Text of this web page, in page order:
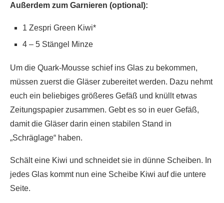
Außerdem zum Garnieren (optional):
1 Zespri Green Kiwi*
4 – 5 Stängel Minze
Um die Quark-Mousse schief ins Glas zu bekommen,
müssen zuerst die Gläser zubereitet werden. Dazu nehmt
euch ein beliebiges größeres Gefäß und knüllt etwas
Zeitungspapier zusammen. Gebt es so in euer Gefäß,
damit die Gläser darin einen stabilen Stand in
„Schräglage“ haben.
Schält eine Kiwi und schneidet sie in dünne Scheiben. In
jedes Glas kommt nun eine Scheibe Kiwi auf die untere
Seite.